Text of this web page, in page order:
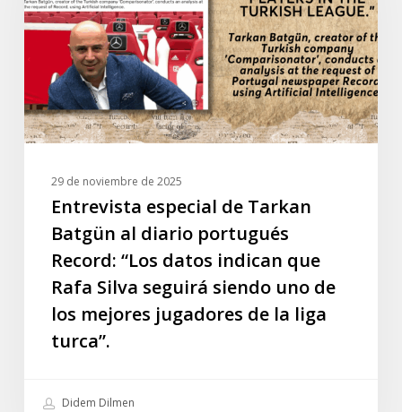
Batgün
al
portugués
Record:
“Los
seguirá
siendo
jugadores
29 de noviembre de 2025
Entrevista especial de Tarkan
Batgün al diario portugués
Record: “Los datos indican que
Rafa Silva seguirá siendo uno de
los mejores jugadores de la liga
turca”.
Didem Dilmen